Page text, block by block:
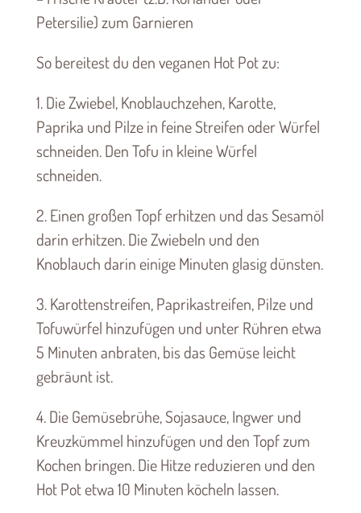
Petersilie) zum Garnieren
So bereitest du den veganen Hot Pot zu:
1. Die Zwiebel, Knoblauchzehen, Karotte,
Paprika und Pilze in feine Streifen oder Würfel
schneiden. Den Tofu in kleine Würfel
schneiden.
2. Einen großen Topf erhitzen und das Sesamöl
darin erhitzen. Die Zwiebeln und den
Knoblauch darin einige Minuten glasig dünsten.
3. Karottenstreifen, Paprikastreifen, Pilze und
Tofuwürfel hinzufügen und unter Rühren etwa
5 Minuten anbraten, bis das Gemüse leicht
gebräunt ist.
4. Die Gemüsebrühe, Sojasauce, Ingwer und
Kreuzkümmel hinzufügen und den Topf zum
Kochen bringen. Die Hitze reduzieren und den
Hot Pot etwa 10 Minuten köcheln lassen.